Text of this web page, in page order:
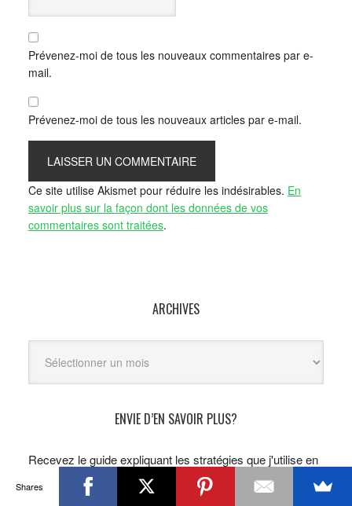
Prévenez-moi de tous les nouveaux commentaires par e-
mail.
Prévenez-moi de tous les nouveaux articles par e-mail.
Ce site utilise Akismet pour réduire les indésirables. En
savoir plus sur la façon dont les données de vos
commentaires sont traitées.
ARCHIVES
ENVIE D’EN SAVOIR PLUS?
Recevez le guide expliquant les stratégies que j'utilise en
bourse et en immobilier.
Shares